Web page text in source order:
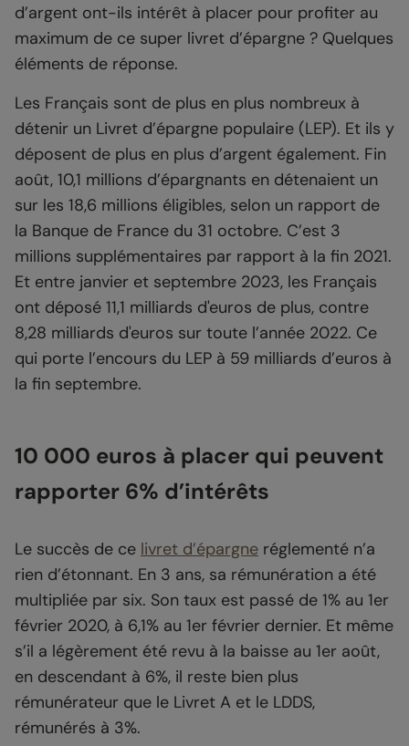
d’argent ont-ils intérêt à placer pour profiter au
maximum de ce super livret d’épargne ? Quelques
éléments de réponse.
Les Français sont de plus en plus nombreux à
détenir un Livret d’épargne populaire (LEP). Et ils y
déposent de plus en plus d’argent également. Fin
août, 10,1 millions d’épargnants en détenaient un
sur les 18,6 millions éligibles, selon un rapport de
la Banque de France du 31 octobre. C’est 3
millions supplémentaires par rapport à la fin 2021.
Et entre janvier et septembre 2023, les Français
ont déposé 11,1 milliards d'euros de plus, contre
8,28 milliards d'euros sur toute l’année 2022. Ce
qui porte l’encours du LEP à 59 milliards d’euros à
la fin septembre.
10 000 euros à placer qui peuvent
rapporter 6% d’intérêts
Le succès de ce livret d’épargne réglementé n’a
rien d’étonnant. En 3 ans, sa rémunération a été
multipliée par six. Son taux est passé de 1% au 1er
février 2020, à 6,1% au 1er février dernier. Et même
s’il a légèrement été revu à la baisse au 1er août,
en descendant à 6%, il reste bien plus
rémunérateur que le Livret A et le LDDS,
rémunérés à 3%.